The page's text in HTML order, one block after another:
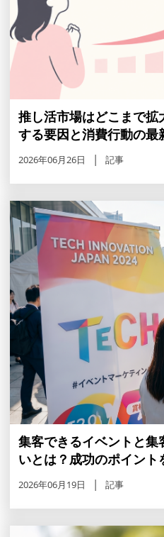
推し活市場はどこまで
する要因と消費行動の最
2026年06月26日 記事
集客できるイベントと
いとは？成功のポイント
2026年06月19日 記事